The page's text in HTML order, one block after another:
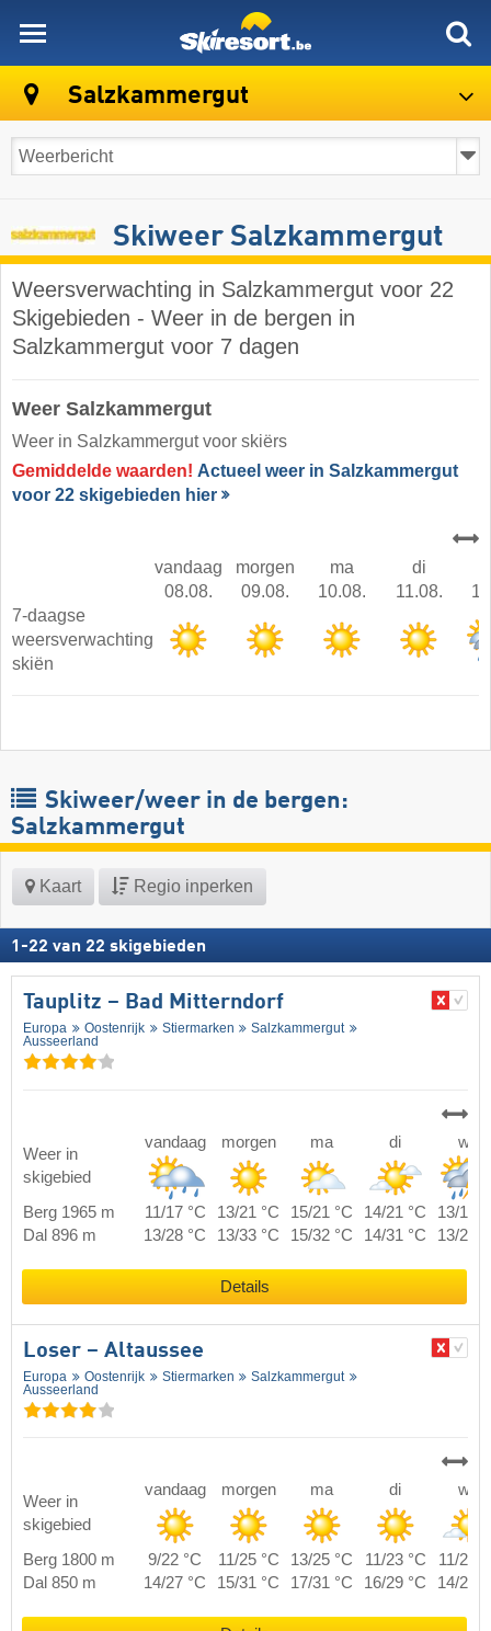
Salzkammergut
Skiweer Salzkammergut
Weersverwachting in Salzkammergut voor 22
Skigebieden - Weer in de bergen in
Salzkammergut voor 7 dagen
Weer Salzkammergut
Weer in Salzkammergut voor skiërs
Gemiddelde waarden! Actueel weer in Salzkammergut
voor 22 skigebieden hier
vandaag
08.08.
morgen
09.08.
ma
10.08.
di
11.08.
7-daagse
weersverwachting
skiën
Skiweer/weer in de bergen:
Salzkammergut
Kaart Regio inperken
1 -22 van 22 skigebieden
Tauplitz – Bad Mitterndorf
Europa Oostenrijk Stiermarken
Salzkammergut
Ausseerland
Weer in
skigebied
vandaag morgen ma di wo
Berg 1965 m 11/17 °C 13/21 °C 15/21 °C 14/21 °C
13/17
Dal 896 m
13/28 °C 13/33 °C 15/32 °C 14/31 °C 13/26
Details
Loser – Altaussee
Europa Oostenrijk Stiermarken
Salzkammergut
Ausseerland
Weer in
skigebied
vandaag morgen ma di wo
Berg 1800 m 9/22 °C 11/25 °C 13/25 °C 11/23 °C
11/20
Dal 850 m
14/27 °C 15/31 °C 17/31 °C 16/29 °C 14/25